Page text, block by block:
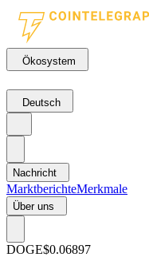
Ökosystem
Deutsch
Nachricht
MarktberichteMerkmale
Über uns
DOGE$0.06897